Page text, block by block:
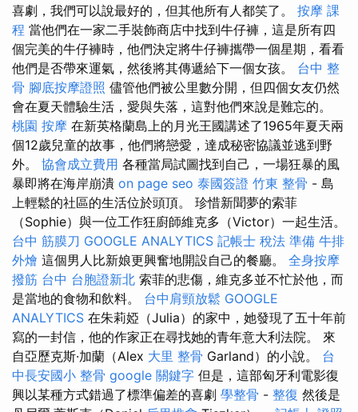
喜劇，我們可以說最好的，但其他所有人都笑了。 按摩 課
程 當他們在一家二手裝飾商店中找到牛仔褲，這是所有四
個完美的牛仔褲時，他們決定將牛仔褲攜帶一個星期，看看
他們是否帶來運氣，然後將其傳遞給下一個女孩。 台中 整
骨 腳底按摩證照 儘管他們被公里數分開，但四個女友仍然
會在夏天體驗生活，愛與失落，這對他們來說是難忘的。
桃園 按摩 在新英格蘭島上的月光王國講述了1965年夏天兩
個12歲兒童的故事，他們將戀愛，達成秘密協議並逃到野
外。 協會成立費用 各種當局試圖找到自己，一場狂暴的風
暴即將在海岸崩潰 on page seo 泰國簽證 竹東 整骨 - 島
上輕鬆的社區的生活位於頭頂。 珍惜新聞夢的索菲
（Sophie）與一位工作狂廚師維克多（Victor）一起生活。
台中 筋膜刀 GOOGLE ANALYTICS 記帳士 稅法 準備 牛排
外燴 這個男人比新娘更興奮地開設自己的餐廳。 全身按摩
撥筋 台中 台胞證新北 索菲的悲傷，維克多並不忙於他，而
是當地的食物和飲料。 台中肩頸放鬆 GOOGLE
ANALYTICS 在朱莉婭（Julia）的家中，她發現了五十年前
寫的一封信，他的作家正在尋找她的青年意大利法院。 來
自亞歷克斯·加蘭（Alex 大里 整骨 Garland）的小說。 台
中長安國小 整骨 google 關鍵字 但是，這部匈牙利電影復
興以某種方式錯過了標準偏差的喜劇 學整骨 - 整復 然後是